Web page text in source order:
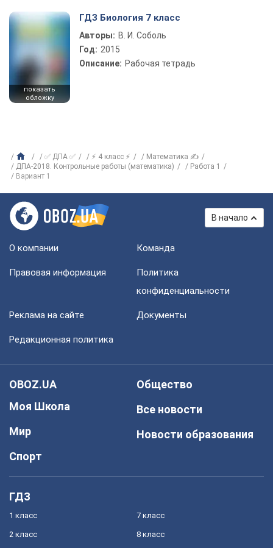
показать
обложку
ГДЗ Биология 7 класс
Авторы: В. И. Соболь
Год: 2015
Описание: Рабочая тетрадь
✅ ДПА ✅ ⚡ 4 класс ⚡
Математика ✍
ДПА-2018. Контрольные работы (математика)
Работа 1
Вариант 1
В начало
О компании Команда
Правовая информация
Политика
конфиденциальности
Реклама на сайте Документы
Редакционная политика
OBOZ.UA
Моя Школа
Мир
Спорт
Общество
Все новости
Новости образования
ГДЗ
1 класс
2 класс
7 класс
8 класс